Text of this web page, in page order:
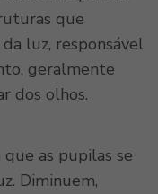
que
luz, responsável
geralmente
dos olhos.
as pupilas se
Diminuem,